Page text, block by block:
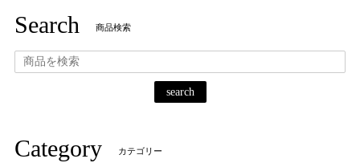
Search 商品検索
search
Category カテゴリー